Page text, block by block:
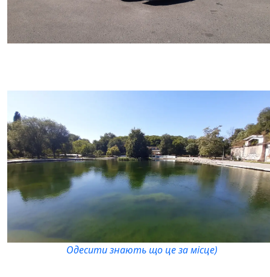
Одесити знають що це за місце)